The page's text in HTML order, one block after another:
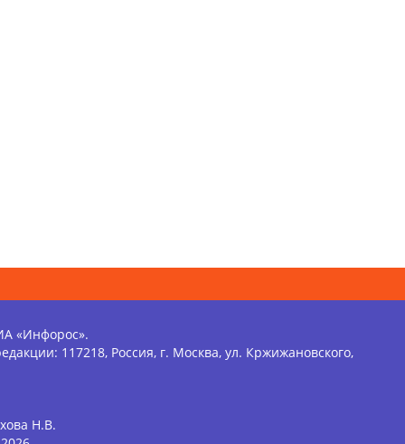
«Инфорос».
117218, Россия, г. Москва, ул. Кржижановского,
Н.В.